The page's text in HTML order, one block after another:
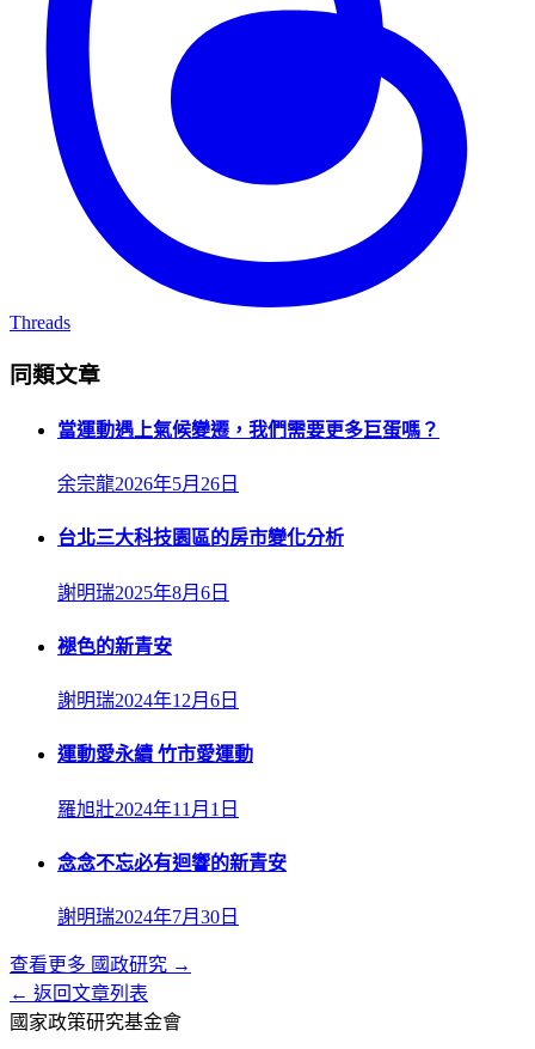
Threads
同類文章
當運動遇上氣候變遷，我們需要更多巨蛋嗎？
余宗龍2026年5月26日
台北三大科技園區的房市變化分析
謝明瑞2025年8月6日
褪色的新青安
謝明瑞2024年12月6日
運動愛永續 竹市愛運動
羅旭壯2024年11月1日
念念不忘必有迴響的新青安
謝明瑞2024年7月30日
查看更多 國政研究 →
← 返回文章列表
國家政策研究基金會